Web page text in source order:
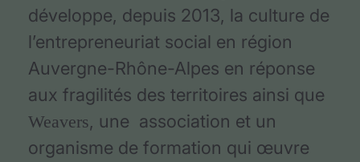
développe, depuis 2013, la culture de
l’entrepreneuriat social en région
Auvergne-Rhône-Alpes en réponse
aux fragilités des territoires ainsi que
Weavers, une association et un
organisme de formation qui œuvre